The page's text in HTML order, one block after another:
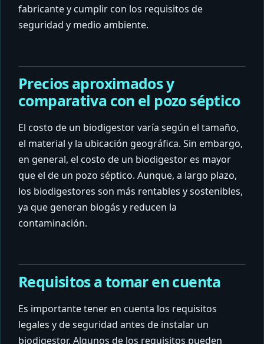
fabricante y cumplir con los requisitos de
seguridad y medio ambiente.
Precios aproximados y
comparativa con el pozo séptico
El costo de un biodigestor varía según el tamaño,
el material y la ubicación geográfica. Sin embargo,
en general, el costo de un biodigestor es mayor
que el de un pozo séptico. Aunque, a largo plazo,
los biodigestores son más rentables y sostenibles,
ya que generan biogás y reducen la
contaminación.
Requisitos a tomar en cuenta
Es importante tener en cuenta los requisitos
legales y de seguridad antes de instalar un
biodigestor. Algunos de los requisitos pueden